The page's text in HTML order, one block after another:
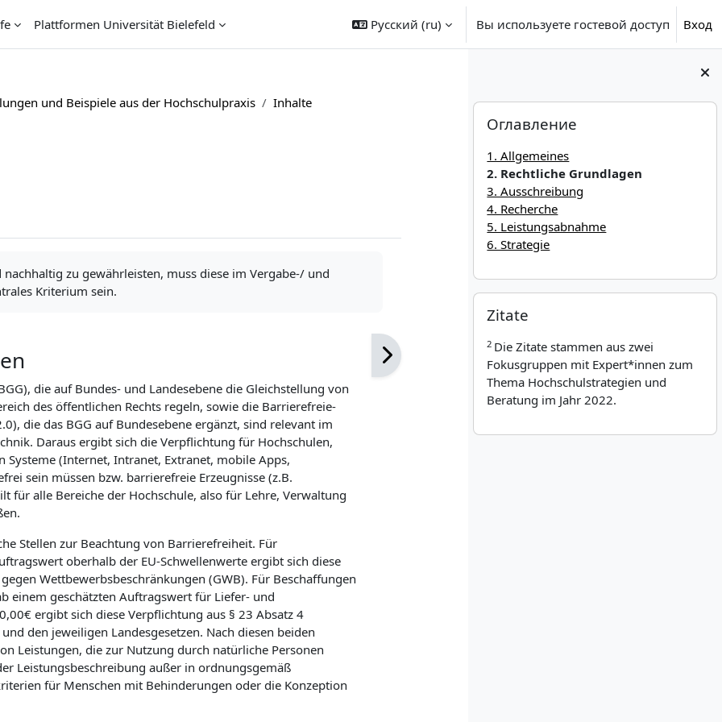
Plattformen Universität Bielefeld Русский ‎(ru)‎ Вы используете гостевой доступ Вход
Блоки
Пропустить Оглавление
Оглавление
1. Allgemeines
2. Rechtliche Grundlagen
3. Ausschreibung
4. Recherche
5. Leistungsabnahme
6. Strategie
Пропустить Zitate
Zitate
2 Die Zitate stammen aus zwei
Fokusgruppen mit Expert*innen zum
Thema Hochschulstrategien und
Beratung im Jahr 2022.
und Beispiele aus der Hochschulpraxis Inhalte
zu gewährleisten, muss diese im Vergabe-/ und
Kriterium sein.
die auf Bundes- und Landesebene die Gleichstellung von
des öffentlichen Rechts regeln, sowie die Barrierefreie-
die das BGG auf Bundesebene ergänzt, sind relevant im
Daraus ergibt sich die Verpflichtung für Hochschulen,
Systeme (Internet, Intranet, Extranet, mobile Apps,
sein müssen bzw. barrierefreie Erzeugnisse (z.B.
für alle Bereiche der Hochschule, also für Lehre, Verwaltung
Stellen zur Beachtung von Barrierefreiheit. Für
oberhalb der EU-Schwellenwerte ergibt sich diese
Wettbewerbsbeschränkungen (GWB). Für Beschaffungen
einem geschätzten Auftragswert für Liefer- und
ergibt sich diese Verpflichtung aus § 23 Absatz 4
den jeweiligen Landesgesetzen. Nach diesen beiden
Leistungen, die zur Nutzung durch natürliche Personen
Leistungsbeschreibung außer in ordnungsgemäß
für Menschen mit Behinderungen oder die Konzeption